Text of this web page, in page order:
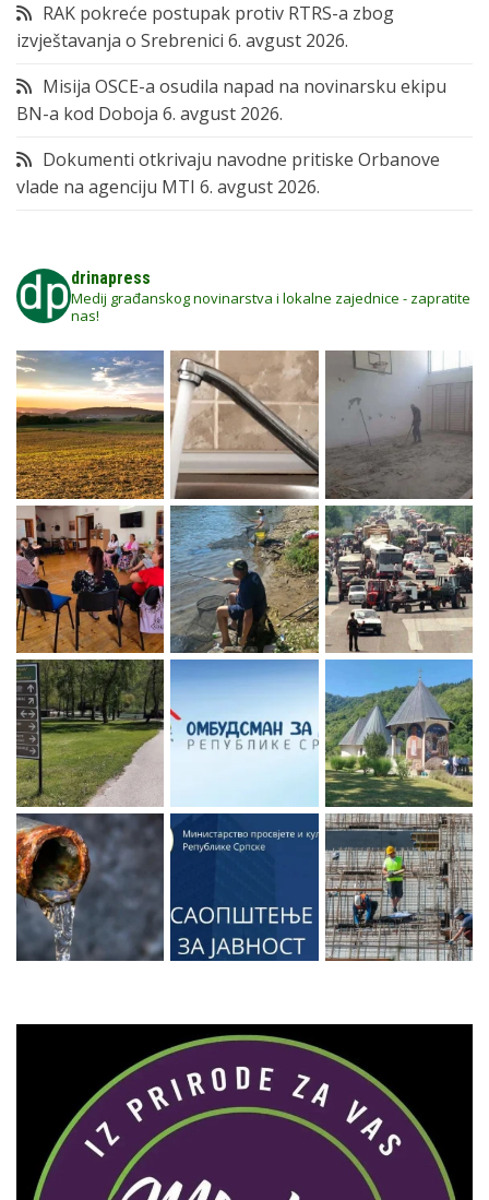
RAK pokreće postupak protiv RTRS-a zbog
izvještavanja o Srebrenici 6. avgust 2026.
Misija OSCE-a osudila napad na novinarsku ekipu
BN-a kod Doboja 6. avgust 2026.
Dokumenti otkrivaju navodne pritiske Orbanove
vlade na agenciju MTI 6. avgust 2026.
drinapress
Medij građanskog novinarstva i lokalne zajednice - zapratite
nas!